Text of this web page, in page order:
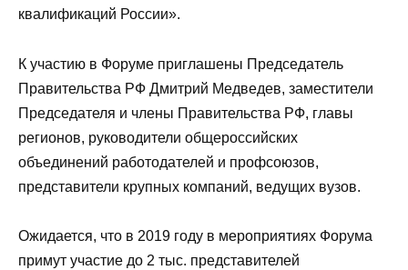
квалификаций России».
К участию в Форуме приглашены Председатель
Правительства РФ Дмитрий Медведев, заместители
Председателя и члены Правительства РФ, главы
регионов, руководители общероссийских
объединений работодателей и профсоюзов,
представители крупных компаний, ведущих вузов.
Ожидается, что в 2019 году в мероприятиях Форума
примут участие до 2 тыс. представителей